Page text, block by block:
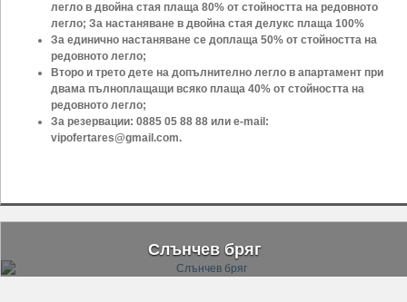
легло в двойна стая плаща 80% от стойността на редовното
легло; За настаняване в двойна стая делукс плаща 100%
За единично настаняване се доплаща 50% от стойността на
редовното легло;
Второ и трето дете на допълнително легло в апартамент при
двама пълноплащащи всяко плаща 40% от стойността на
редовното легло;
За резервации: 0885 05 88 88 или е-mail:
vipofertares@gmail.com.
Слънчев бряг